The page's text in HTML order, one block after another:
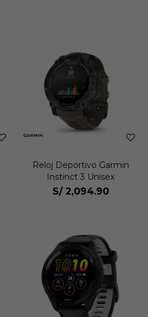
Reloj Deportivo Garmin
Instinct 3 Unisex
S/ 2,094.90